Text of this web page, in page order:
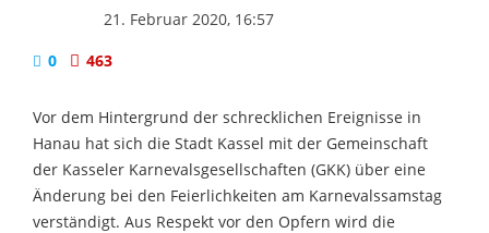
21. Februar 2020, 16:57
0
463
Vor dem Hintergrund der schrecklichen Ereignisse in
Hanau hat sich die Stadt Kassel mit der Gemeinschaft
der Kasseler Karnevalsgesellschaften (GKK) über eine
Änderung bei den Feierlichkeiten am Karnevalssamstag
verständigt. Aus Respekt vor den Opfern wird die